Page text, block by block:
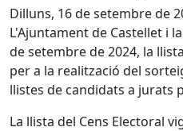
Dilluns, 16 de setembre de
L'Ajuntament de Castellet i
de setembre de 2024, la
per a la realització del
llistes de candidats a jurats
La llista del Cens Electoral